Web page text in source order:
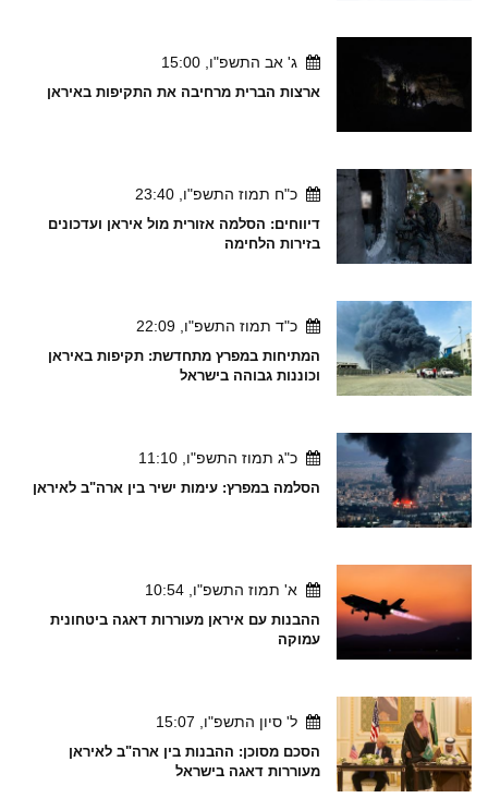
ג' אב התשפ"ו, 15:00
ארצות הברית מרחיבה את התקיפות באיראן
כ"ח תמוז התשפ"ו, 23:40
דיווחים: הסלמה אזורית מול איראן ועדכונים
בזירות הלחימה
כ"ד תמוז התשפ"ו, 22:09
המתיחות במפרץ מתחדשת: תקיפות באיראן
וכוננות גבוהה בישראל
כ"ג תמוז התשפ"ו, 11:10
הסלמה במפרץ: עימות ישיר בין ארה"ב לאיראן
א' תמוז התשפ"ו, 10:54
ההבנות עם איראן מעוררות דאגה ביטחונית
עמוקה
ל' סיון התשפ"ו, 15:07
הסכם מסוכן: ההבנות בין ארה"ב לאיראן
מעוררות דאגה בישראל